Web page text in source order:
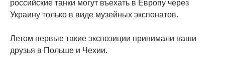
российские танки могут въехать в Европу через
Украину только в виде музейных экспонатов.
Летом первые такие экспозиции принимали наши
друзья в Польше и Чехии.